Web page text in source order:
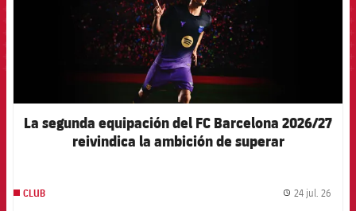
La segunda equipación del FC Barcelona 2026/27
reivindica la ambición de superar
CLUB 24 jul. 26